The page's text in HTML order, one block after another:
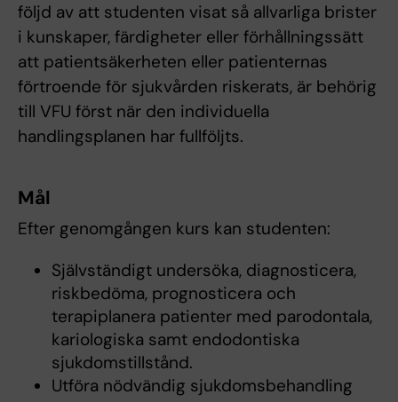
följd av att studenten visat så allvarliga brister
i kunskaper, färdigheter eller förhållningssätt
att patientsäkerheten eller patienternas
förtroende för sjukvården riskerats, är behörig
till VFU först när den individuella
handlingsplanen har fullföljts.
Mål
Efter genomgången kurs kan studenten:
Självständigt undersöka, diagnosticera,
riskbedöma, prognosticera och
terapiplanera patienter med parodontala,
kariologiska samt endodontiska
sjukdomstillstånd.
Utföra nödvändig sjukdomsbehandling